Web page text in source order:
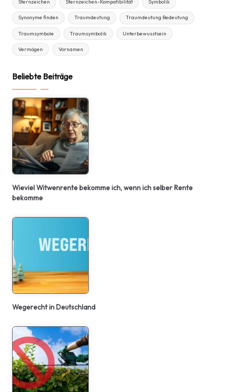
Sternzeichen Sternzeichen-Kompatibilität Symbolik
Synonyme finden Traumdeutung Traumdeutung Bedeutung
Traumsymbole Traumsymbolik Unterbewusstsein
Vermögen Vornamen
Beliebte Beiträge
Wieviel Witwenrente bekomme ich, wenn ich selber Rente
bekomme
Wegerecht in Deutschland